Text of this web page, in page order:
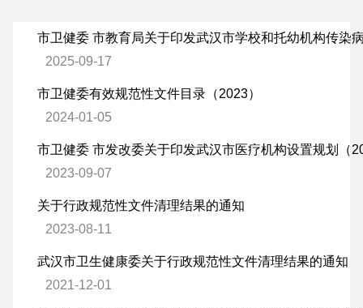
2025-09-17
市卫健委有效规范性文件目录（2023）
2024-01-05
市卫健委 市发改委关于印发武汉市医疗机构设置规划（
2023-09-07
关于行政规范性文件清理结果的通知
2023-08-11
武汉市卫生健康委关于行政规范性文件清理结果的通知
2021-12-01